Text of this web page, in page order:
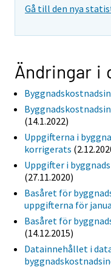
Gå till den nya
Ändringar i
(14.1.2022)
Uppgifterna i
korrigerats
Uppgifter i
(27.11.2020)
Basåret för
uppgifterna för
Basåret för
(14.12.2015)
Datainnehållet i